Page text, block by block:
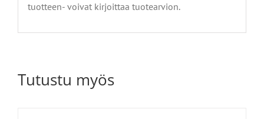
tuotteen- voivat kirjoittaa tuotearvion.
Tutustu myös